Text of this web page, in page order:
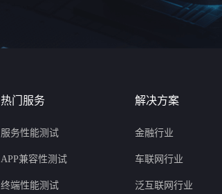
热门服务
服务性能测试
APP兼容性测试
终端性能测试
解决方案
金融行业
车联网行业
泛互联网行业